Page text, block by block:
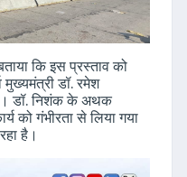
कि इस प्रस्ताव को
मुख्यमंत्री डॉ. रमेश
डॉ. निशंक के अथक
को गंभीरता से लिया गया
है।